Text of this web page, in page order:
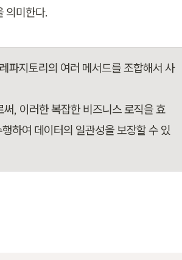
의미한다.
파지토리의 여러 메서드를 조합해서 사
, 이러한 복잡한 비즈니스 로직을 효
하여 데이터의 일관성을 보장할 수 있